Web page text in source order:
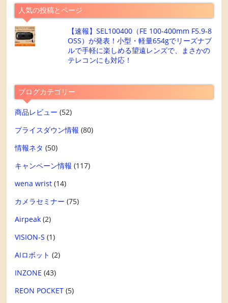
人気の投稿とページ
【速報】SEL100400（FE 100-400mm F5.9-8
OSS）が発表！小型・軽量654gでリーズナブ
ルで手軽に楽しめる望遠レンズで、まさかの
テレコンにも対応！
ブログカテゴリー
商品レビュー (52)
プライスダウン情報 (80)
情報ネタ (50)
キャンペーン情報 (117)
wena wrist (14)
カメラセミナー (75)
Airpeak (2)
VISION-S (1)
AIロボット (2)
INZONE (43)
REON POCKET (5)